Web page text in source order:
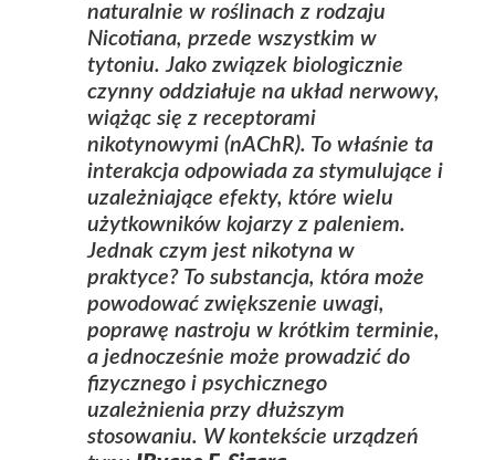
naturalnie w roślinach z rodzaju
Nicotiana, przede wszystkim w
tytoniu. Jako związek biologicznie
czynny oddziałuje na układ nerwowy,
wiążąc się z receptorami
nikotynowymi (nAChR). To właśnie ta
interakcja odpowiada za stymulujące i
uzależniające efekty, które wielu
użytkowników kojarzy z paleniem.
Jednak czym jest nikotyna w
praktyce? To substancja, która może
powodować zwiększenie uwagi,
poprawę nastroju w krótkim terminie,
a jednocześnie może prowadzić do
fizycznego i psychicznego
uzależnienia przy dłuższym
stosowaniu. W kontekście urządzeń